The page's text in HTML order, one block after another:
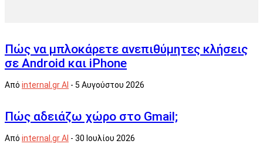
Πώς να μπλοκάρετε ανεπιθύμητες κλήσεις
σε Android και iPhone
Από internal.gr AI - 5 Αυγούστου 2026
Πώς αδειάζω χώρο στο Gmail;
Από internal.gr AI - 30 Ιουλίου 2026